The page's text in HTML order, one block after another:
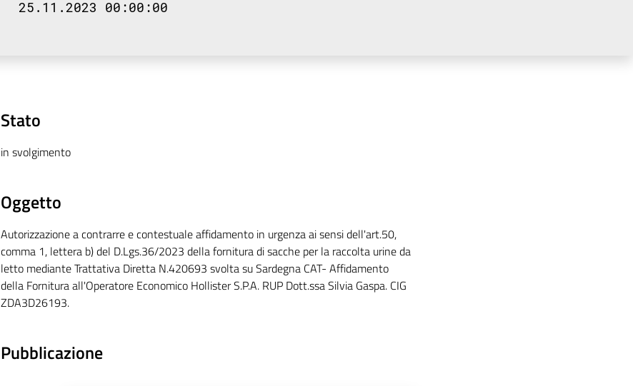
25.11.2023 00:00:00
Stato
in svolgimento
Oggetto
Autorizzazione a contrarre e contestuale affidamento in urgenza ai sensi dell'art.50,
comma 1, lettera b) del D.Lgs.36/2023 della fornitura di sacche per la raccolta urine da
letto mediante Trattativa Diretta N.420693 svolta su Sardegna CAT- Affidamento
della Fornitura all'Operatore Economico Hollister S.P.A. RUP Dott.ssa Silvia Gaspa. CIG
ZDA3D26193.
Pubblicazione